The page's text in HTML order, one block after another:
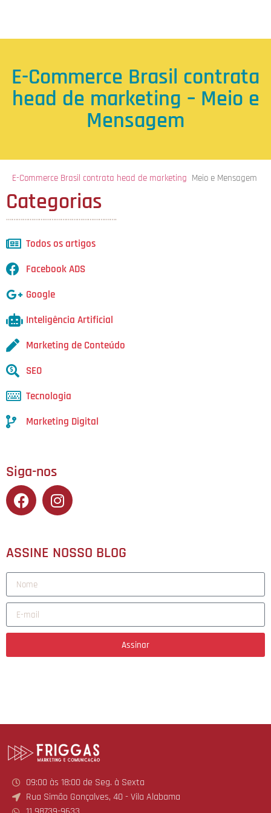
E-Commerce Brasil contrata
head de marketing – Meio e
Mensagem
E-Commerce Brasil contrata head de marketing Meio e Mensagem
Categorias
…………………………………………………….
Todos os artigos
Facebook ADS
Google
Inteligência Artificial
Marketing de Conteúdo
SEO
Tecnologia
Marketing Digital
Siga-nos
ASSINE NOSSO BLOG
Assinar
09:00 às 18:00 de Seg. à Sexta
Rua Simão Gonçalves, 40 - Vila Alabama